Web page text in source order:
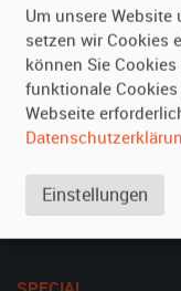
Referenzen
Kundenmeinungen
Vermieten
Oldtimer anmelden
Fragen für Vermieter
Um unsere
setzen wir Cookies
können Sie
funktionale
Webseite
Einstellungen